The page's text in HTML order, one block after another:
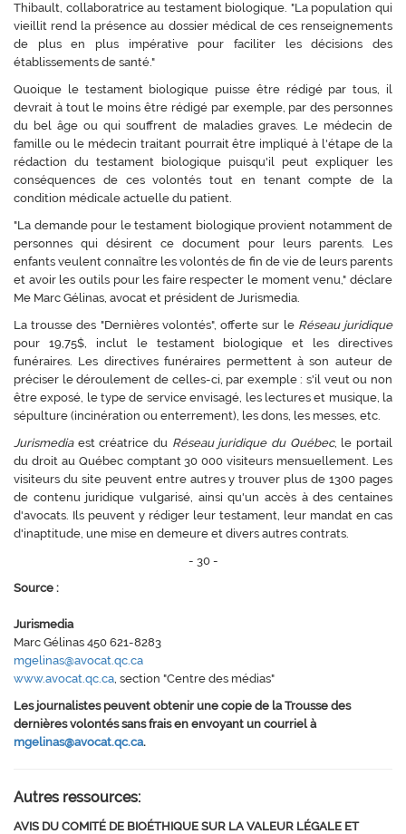
Thibault, collaboratrice au testament biologique. "La population qui
vieillit rend la présence au dossier médical de ces renseignements
de plus en plus impérative pour faciliter les décisions des
établissements de santé."
Quoique le testament biologique puisse être rédigé par tous, il
devrait à tout le moins être rédigé par exemple, par des personnes
du bel âge ou qui souffrent de maladies graves. Le médecin de
famille ou le médecin traitant pourrait être impliqué à l'étape de la
rédaction du testament biologique puisqu'il peut expliquer les
conséquences de ces volontés tout en tenant compte de la
condition médicale actuelle du patient.
"La demande pour le testament biologique provient notamment de
personnes qui désirent ce document pour leurs parents. Les
enfants veulent connaître les volontés de fin de vie de leurs parents
et avoir les outils pour les faire respecter le moment venu," déclare
Me Marc Gélinas, avocat et président de Jurismedia.
La trousse des "Dernières volontés", offerte sur le Réseau juridique
pour 19,75$, inclut le testament biologique et les directives
funéraires. Les directives funéraires permettent à son auteur de
préciser le déroulement de celles-ci, par exemple : s'il veut ou non
être exposé, le type de service envisagé, les lectures et musique, la
sépulture (incinération ou enterrement), les dons, les messes, etc.
Jurismediaest créatrice du Réseau juridique du Québec, le portail
du droit au Québec comptant 30 000 visiteurs mensuellement. Les
visiteurs du site peuvent entre autres y trouver plus de 1300 pages
de contenu juridique vulgarisé, ainsi qu'un accès à des centaines
d'avocats. Ils peuvent y rédiger leur testament, leur mandat en cas
d'inaptitude, une mise en demeure et divers autres contrats.
- 30 -
Source :
Jurismedia
Marc Gélinas 450 621-8283
mgelinas@avocat.qc.ca
www.avocat.qc.ca, section "Centre des médias"
Les journalistes peuvent obtenir une copie de la Trousse des
dernières volontés sans frais en envoyant un courriel à
mgelinas@avocat.qc.ca.
Autres ressources:
AVIS DU COMITÉ DE BIOÉTHIQUE SUR LA VALEUR LÉGALE ET